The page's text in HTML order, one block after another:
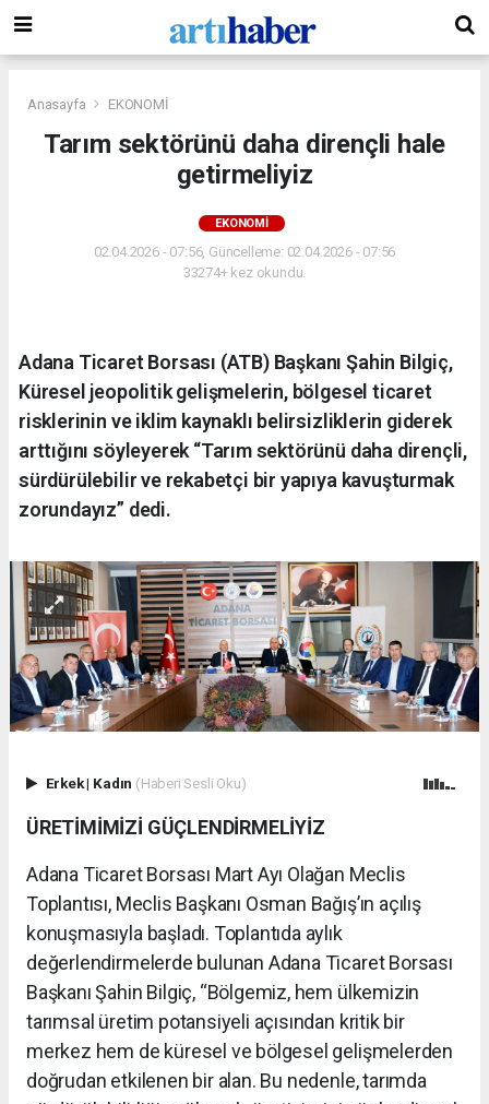
Anasayfa EKONOMİ
Tarım sektörünü daha dirençli hale
getirmeliyiz
EKONOMİ
02.04.2026 - 07:56, Güncelleme: 02.04.2026 - 07:56
33274+ kez okundu.
Adana Ticaret Borsası (ATB) Başkanı Şahin Bilgiç,
Küresel jeopolitik gelişmelerin, bölgesel ticaret
risklerinin ve iklim kaynaklı belirsizliklerin giderek
arttığını söyleyerek “Tarım sektörünü daha dirençli,
sürdürülebilir ve rekabetçi bir yapıya kavuşturmak
zorundayız” dedi.
Erkek| Kadın (Haberi Sesli Oku)
ÜRETİMİMİZİ GÜÇLENDİRMELİYİZ
Adana Ticaret Borsası Mart Ayı Olağan Meclis
Toplantısı, Meclis Başkanı Osman Bağış’ın açılış
konuşmasıyla başladı. Toplantıda aylık
değerlendirmelerde bulunan Adana Ticaret Borsası
Başkanı Şahin Bilgiç, “Bölgemiz, hem ülkemizin
tarımsal üretim potansiyeli açısından kritik bir
merkez hem de küresel ve bölgesel gelişmelerden
doğrudan etkilenen bir alan. Bu nedenle, tarımda